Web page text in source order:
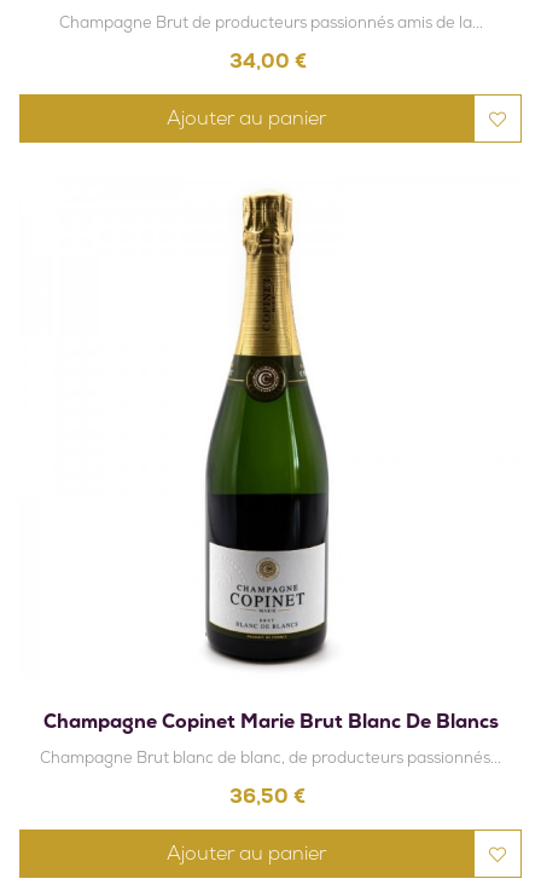
Champagne Brut de producteurs passionnés amis de la...
Prix
34,00 €
Ajouter au panier
Champagne Copinet Marie Brut Blanc De Blancs
Champagne Brut blanc de blanc, de producteurs passionnés...
Prix
36,50 €
Ajouter au panier